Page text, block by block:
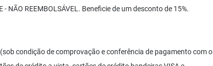
- NÃO REEMBOLSÁVEL. Beneficie de um desconto de 15%.
condição de comprovação e conferência de pagamento com o